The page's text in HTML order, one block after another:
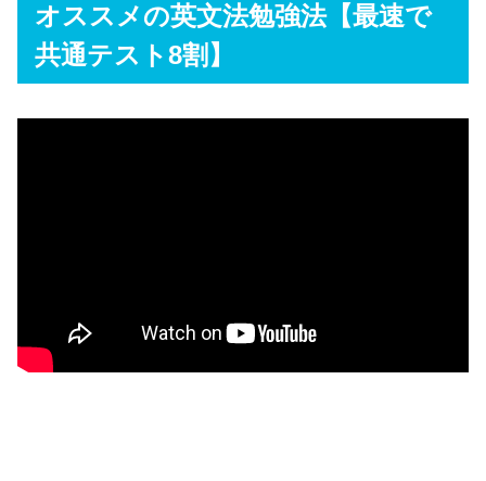
オススメの英文法勉強法【最速で
共通テスト8割】